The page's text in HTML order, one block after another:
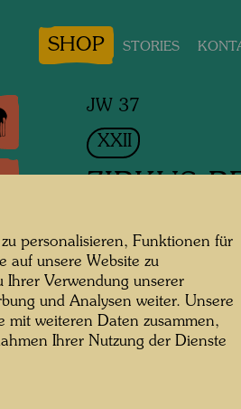
SHOP STORIES
JW 37
XXII
ZIRKUS
REBERNIGG'S
LE CIRQUE
Zeichnung/
1944
Painted in
personalisieren, Funktionen für
auf unsere Website zu
Ihrer Verwendung unserer
und Analysen weiter. Unsere
mit weiteren Daten zusammen,
Ihrer Nutzung der Dienste